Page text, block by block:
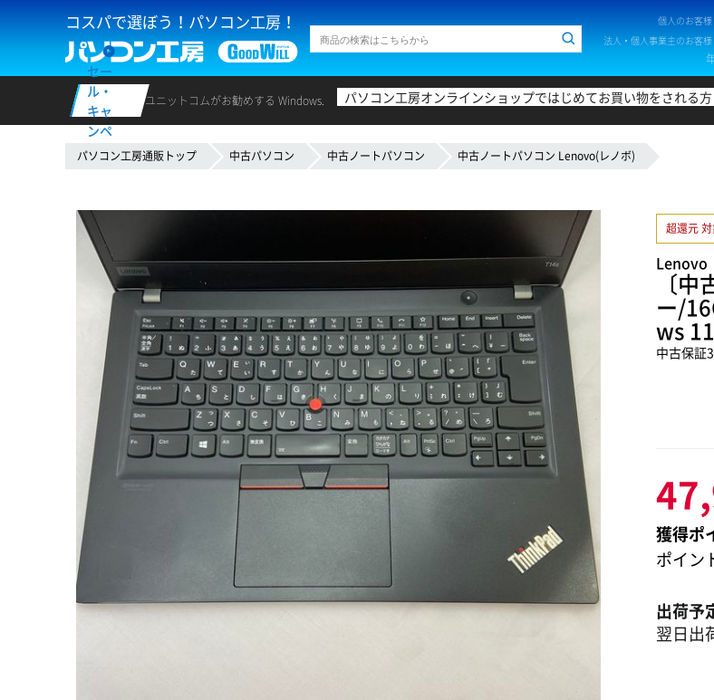
コスパで選ぼう！パソコン工房！ 個人のお客様
法人・個人事業主のお客様
セー
ル・
キャ
ンペ
ーン
ユニットコムがお勧めする Windows. パソコン工房オンラインショップではじめてお買い物をされる方
パソコン工房通販トップ 中古パソコン 中古ノートパソコン 中古ノートパソコン Lenovo(レノボ)
超還元
Lenovo
〔
ー/
ws
中古保証
獲得ポ
ポイン
出荷予
翌日出